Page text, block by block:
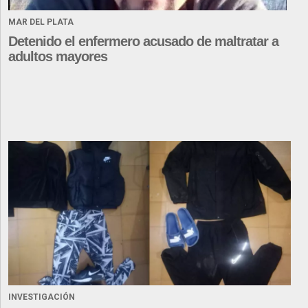
MAR DEL PLATA
Detenido el enfermero acusado de maltratar a
adultos mayores
INVESTIGACIÓN